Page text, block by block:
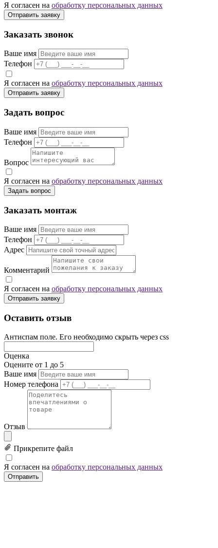
Я согласен на обработку персональных данных
Отправить заявку
Заказать звонок
Ваше имя
Телефон
Я согласен на обработку персональных данных
Отправить заявку
Задать вопрос
Ваше имя
Телефон
Вопрос
Я согласен на обработку персональных данных
Задать вопрос
Заказать монтаж
Ваше имя
Телефон
Адрес
Комментарий
Я согласен на обработку персональных данных
Отправить заявку
Оставить отзыв
Антиспам поле. Его необходимо скрыть через css
Оценка
Оцените от 1 до 5
Ваше имя
Номер телефона
Отзыв
Прикрепите файл
Я согласен на обработку персональных данных